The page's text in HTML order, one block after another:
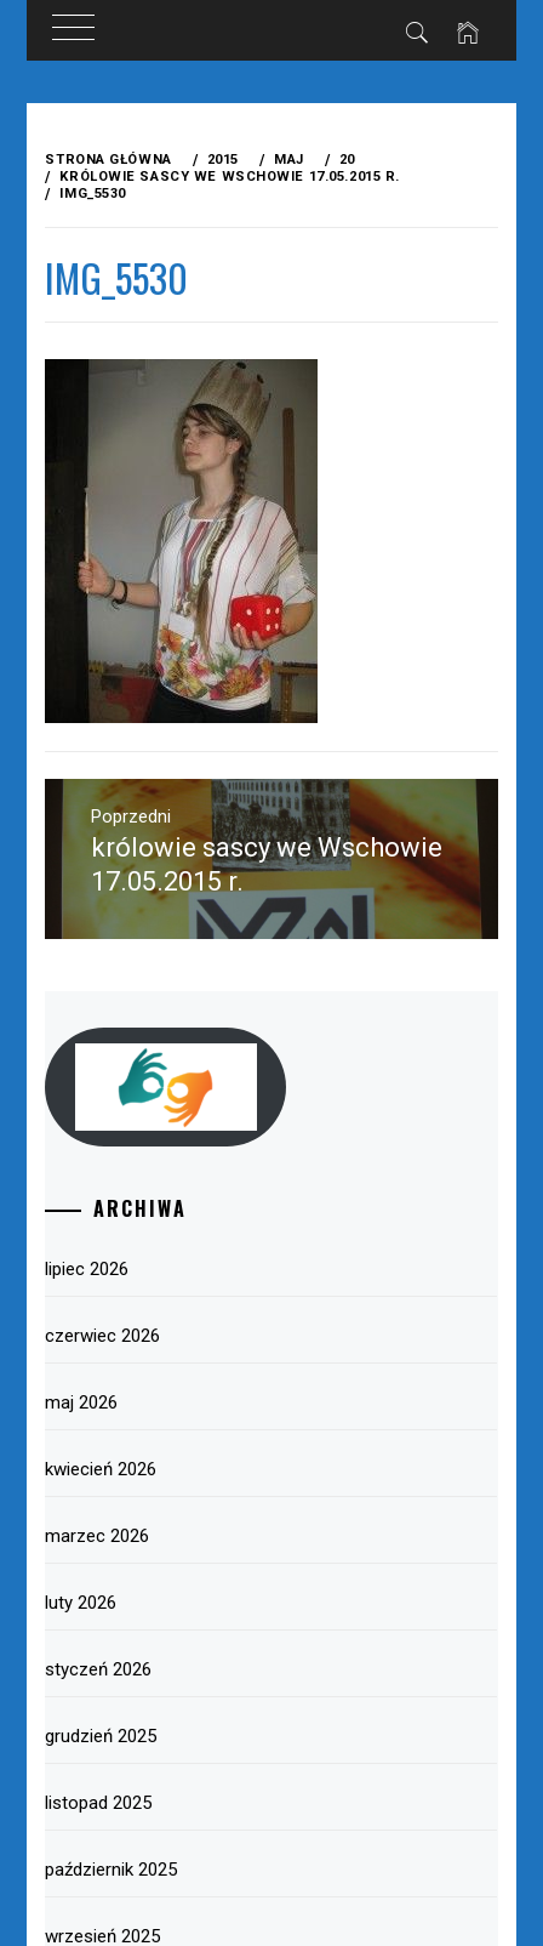
treści
STRONA GŁÓWNA 2015 MAJ
20
KRÓLOWIE SASCY WE WSCHOWIE 17.05.2015 R.
IMG_5530
IMG_5530
Nawigacja
wpisuPoprzedni
Poprzedni
wpis:
królowie sascy we Wschowie
17.05.2015 r.
ARCHIWA
lipiec 2026
czerwiec 2026
maj 2026
kwiecień 2026
marzec 2026
luty 2026
styczeń 2026
grudzień 2025
listopad 2025
październik 2025
wrzesień 2025